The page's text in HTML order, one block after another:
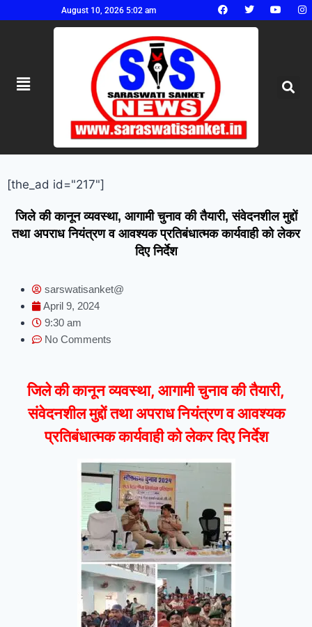
August 10, 2026 5:02 am
[the_ad id="217"]
जिले की कानून व्यवस्था, आगामी चुनाव की तैयारी, संवेदनशील मुद्दों
तथा अपराध नियंत्रण व आवश्यक प्रतिबंधात्मक कार्यवाही को लेकर
दिए निर्देश
sarswatisanket@
April 9, 2024
9:30 am
No Comments
जिलेकी कानून व्यवस्था, आगामी चुनाव की तैयारी,
संवेदनशील मुद्दों तथा अपराध नियंत्रण व आवश्यक
प्रतिबंधात्मक कार्यवाही को लेकर दिए निर्देश